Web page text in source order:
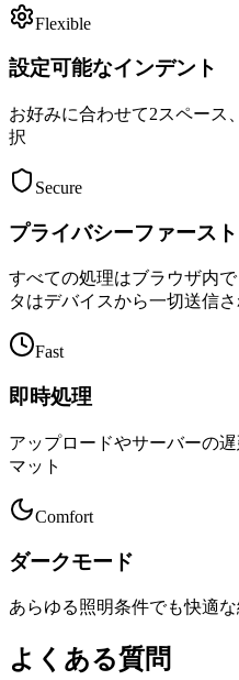
Flexible
設定可能なインデント
お好みに合わせて2スペース
択
Secure
プライバシーファースト
すべての処理はブラウザ内
タはデバイスから一切送信
Fast
即時処理
アップロードやサーバーの
マット
Comfort
ダークモード
あらゆる照明条件でも快適
よくある質問